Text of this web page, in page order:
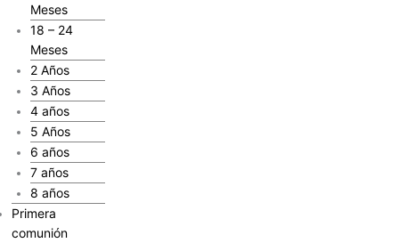
Meses
18 – 24
Meses
2 Años
3 Años
4 años
5 Años
6 años
7 años
8 años
Primera
comunión